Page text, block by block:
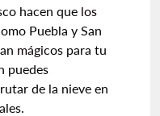
hacen que los
Puebla y San
mágicos para tu
puedes
de la nieve en